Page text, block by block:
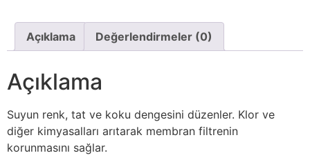
Açıklama Değerlendirmeler (0)
Açıklama
Suyun renk, tat ve koku dengesini düzenler. Klor ve
diğer kimyasalları arıtarak membran filtrenin
korunmasını sağlar.